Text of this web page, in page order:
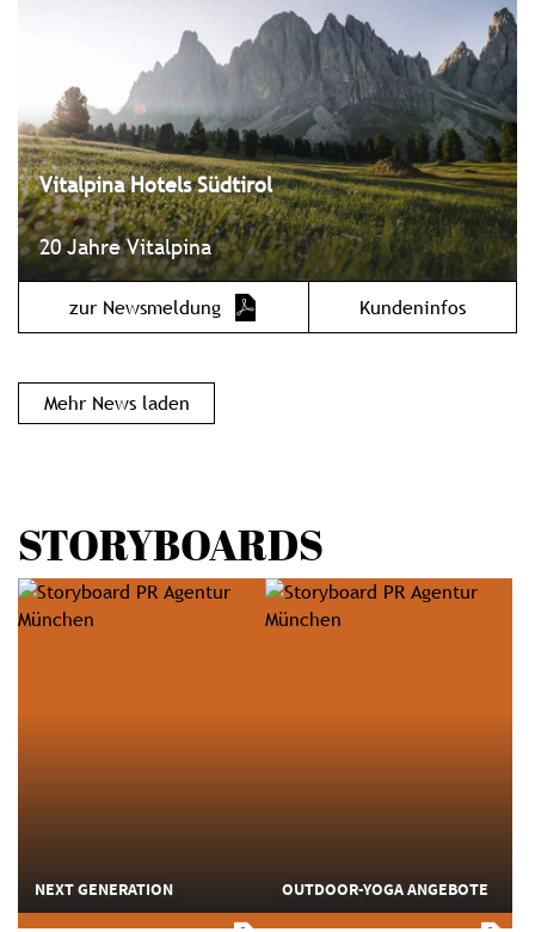
Vitalpina Hotels Südtirol
20 Jahre Vitalpina
zur Newsmeldung Kundeninfos
Mehr News laden
STORYBOARDS
NEXT GENERATION OUTDOOR-YOGA ANGEBOTE